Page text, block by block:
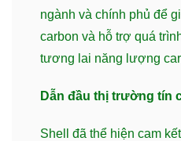
ngành và chính phủ để
carbon và hỗ trợ quá
tương lai năng lượng
Dẫn đầu thị trường tín
Shell đã thể hiện cam